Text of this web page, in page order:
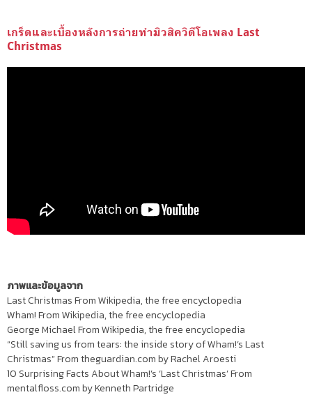
เกร็ดและเบื้องหลังการถ่ายทำมิวสิควิดีโอเพลง Last
Christmas
ภาพและข้อมูลจาก
Last Christmas From Wikipedia, the free encyclopedia
Wham! From Wikipedia, the free encyclopedia
George MichaelFrom Wikipedia, the free encyclopedia
“Still saving us from tears: the inside story of Wham!’s Last
Christmas” From theguardian.com by Rachel Aroesti
10 Surprising Facts About Wham!’s ‘Last Christmas’ From
mentalfloss.com by Kenneth Partridge